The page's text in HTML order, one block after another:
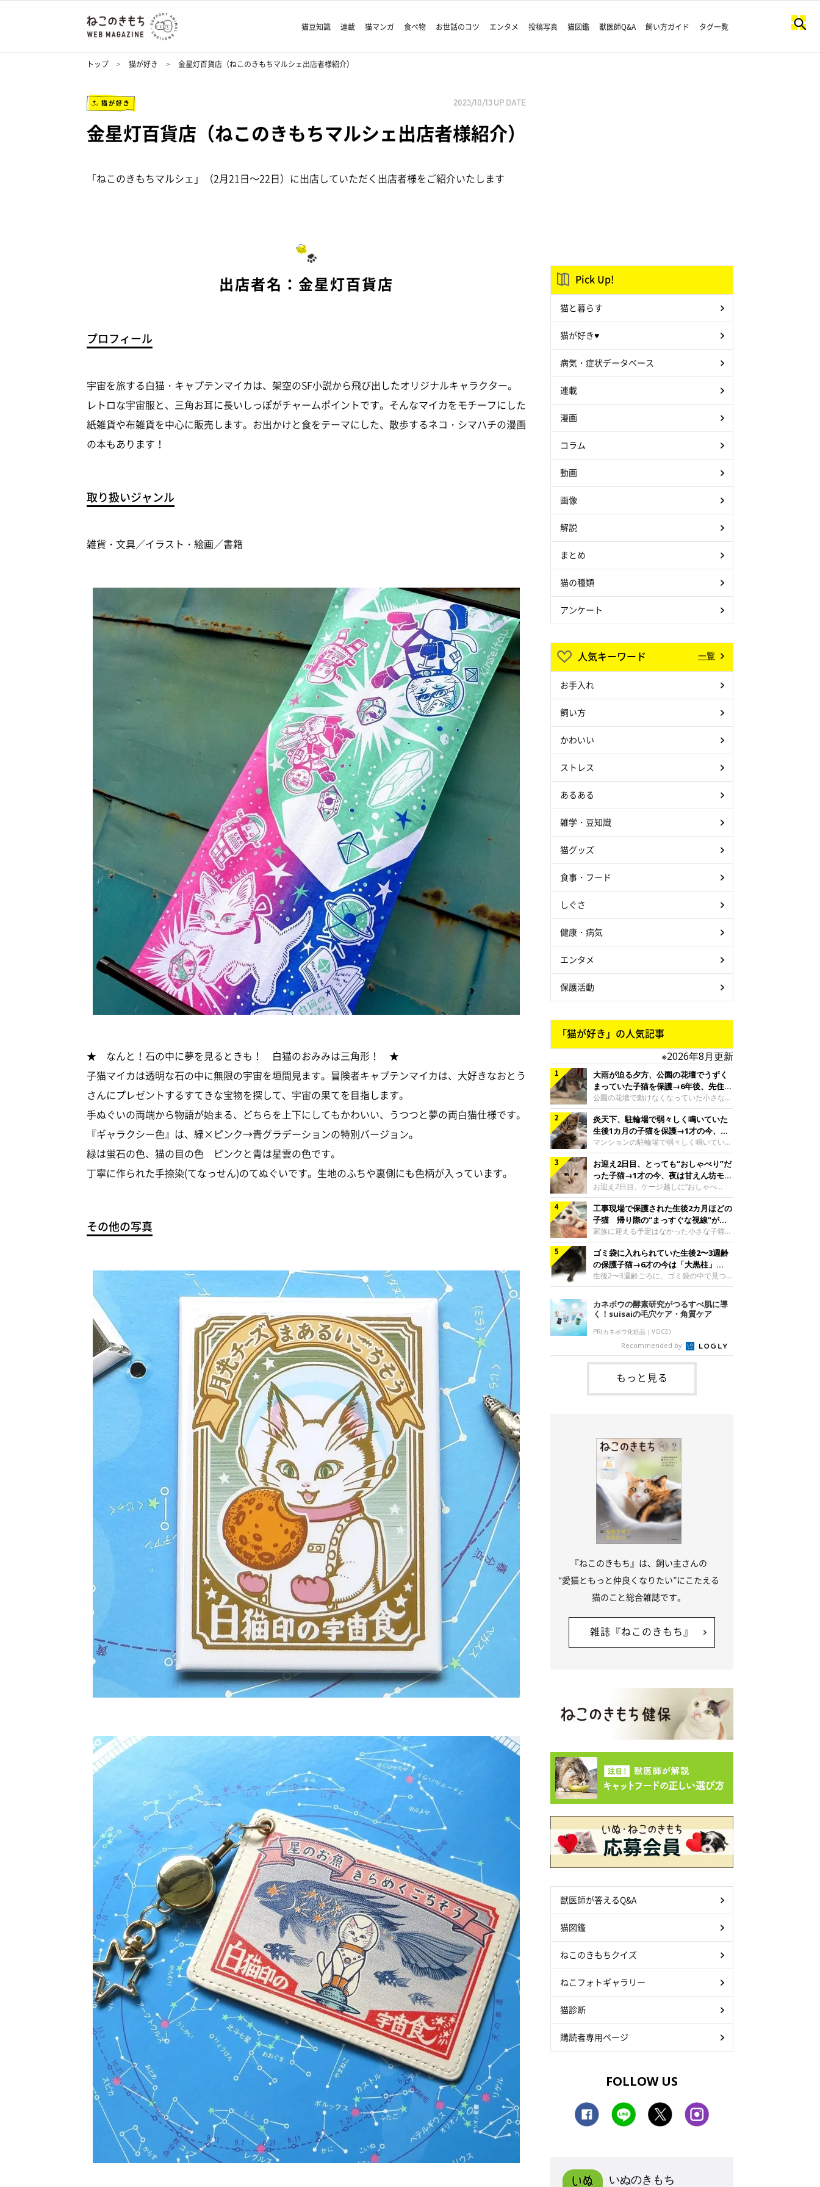
猫豆知識 連載 猫マンガ 食べ物 お世話のコツ エンタメ 投稿写真 猫図鑑 獣医師Q&A 飼い方ガイド タグ一覧
トップ 猫が好き 金星灯百貨店（ねこのきもちマルシェ出店者様紹介）
猫が好き 2023/10/13 UP DATE
金星灯百貨店（ねこのきもちマルシェ出店者様紹介）
「ねこのきもちマルシェ」（2月21日～22日）に出店していただく出店者様をご紹介いたします
出店者名：金星灯百貨店
プロフィール
宇宙を旅する白猫・キャプテンマイカは、架空のSF小説から飛び出したオリジナルキャラクター。
レトロな宇宙服と、三角お耳に長いしっぽがチャームポイントです。そんなマイカをモチーフにした
紙雑貨や布雑貨を中心に販売します。お出かけと食をテーマにした、散歩するネコ・シマハチの漫画
の本もあります！
取り扱いジャンル
雑貨・文具／イラスト・絵画／書籍
★ なんと！石の中に夢を見るときも！ 白猫のおみみは三角形！ ★
子猫マイカは透明な石の中に無限の宇宙を垣間見ます。冒険者キャプテンマイカは、大好きなおとう
さんにプレゼントするすてきな宝物を探して、宇宙の果てを目指します。
手ぬぐいの両端から物語が始まる、どちらを上下にしてもかわいい、うつつと夢の両白猫仕様です。
『ギャラクシー色』は、緑×ピンク→青グラデーションの特別バージョン。
緑は蛍石の色、猫の目の色 ピンクと青は星雲の色です。
丁寧に作られた手捺染(てなっせん)のてぬぐいです。生地のふちや裏側にも色柄が入っています。
その他の写真
Pick Up!
猫と暮らす
猫が好き♥
病気・症状データベース
連載
漫画
コラム
動画
画像
解説
まとめ
猫の種類
アンケート
人気キーワード 一覧
お手入れ
飼い方
かわいい
ストレス
あるある
雑学・豆知識
猫グッズ
食事・フード
しぐさ
健康・病気
エンタメ
保護活動
「猫が好き」の人気記事
※2026年8月更新
大雨が迫る夕方、公園の花壇でうずく
まっていた子猫を保護→6年後、先住猫
と“姉妹”のような関係に
公園の花壇で動けなくなっていた小さな子
猫。家族に迎えられてから6年、先住猫と
の間には深い絆が育まれていました。保護
当時のティダちゃん。
@muumuu62197189紹介するのは、
X（旧Twitter）ユーザー
@muumuu62197189さんの愛猫・ティダ
ちゃん（取材時6才）の成長記録です。こ
ちらは、生後3カ月ごろのティダちゃん。
飼い主さんが出会ったのは、夜から大雨に
なると予報されていた日の夕方でした。花
壇で動けずにいた子猫保護したばかりのテ
ィダちゃん。@muumuu62197189飼い主
さんは、公園の
炎天下、駐輪場で弱々しく鳴いていた
生後1カ月の子猫を保護→1才の今、筋
肉質でツンデレなコに成長
マンションの駐輪場で弱々しく鳴いてい
た、生後1カ月ほどの子猫。家族に迎えら
れてから1年、体も行動も大きく成長しま
した。炎天下の駐輪場で鳴いていた小さな
子猫保護当時のモモちゃん。@Kingponzu
紹介するのは、X（旧Twitter）ユーザー
@Kingponzuさんの愛猫・モモちゃん（取
材時1才）の成長記録です。こちらは、モ
モちゃんが生後1カ月ごろに撮影された一
枚。飼い主さんの自宅マンションの駐輪場
で鳴いていたところを保護された当時の姿
です。子猫時代のモモちゃん。
@Kingponzuその日は気温が35℃を
お迎え2日目、とっても“おしゃべり”だ
った子猫→1才の今、夜は甘えん坊モー
ドになるコに成長！
お迎え2日目、ケージ越しに“おしゃべ
り”する姿を見せていた子猫。1才になった
今も見せる愛らしい姿にキュンとします。
お迎え2日目、ケージ越しに何かを伝える
ももちゃん“おしゃべり”なももちゃん。
@poocoonyan紹介するのは、Instagram
ユーザー@poocoonyanさんの愛猫・もも
ちゃん（取材時1才／マンチカン）です。
こちらの動画は、ももちゃんが生後2カ月
を過ぎたころ、お迎え2日目に撮影された
ため、当時はケージの中で過ごしていまし
た。鳴いてアピールするももち
工事現場で保護された生後2カ月ほどの
子猫 帰り際の“まっすぐな視線”が忘
れられず、家族の一員に
家族に迎える予定はなかった小さな子猫。
帰り際に見せた姿が、飼い主さんの心に残
りました。保護当時の夏目ちゃん。
@shibainu_rintaro紹介するのは、
Instagramユーザー@shibainu_rintaroさ
んの愛猫・夏目（なつめ）ちゃん（取材時
3才）。工事現場で親猫とはぐれたとみら
れ、保護された当時は生後2カ月ほどだっ
たといいます。新しい飼い主を探すつもり
が……保護されてケージに入っている夏目
ちゃん。@shibainu_rintaro夏目ちゃんを
保護したのは、以前、飼い主さんの愛猫・
ちくわく
ゴミ袋に入れられていた生後2〜3週齢
の保護子猫→6才の今は「大黒柱」
に！ 美しい黒猫に成長した姿にグッ
とくる
生後2〜3週齢ごろに、ゴミ袋の中で見つか
った小さな命。ミルクから育てられたその
子猫は今、家族に欠かせない存在へと成長
しました。ゴミ袋の中で見つかった、ミニ
モグラのような子猫よちよち歩きをしてい
たころの、生後2〜3週齢ごろのドンちゃ
ん。@doddou_1今回紹介するのは、
X（旧Twitter）ユーザー@doddou_1さん
の愛猫・ドンちゃん（取材時、推定6才／
本名：ドミトリー・ドンスコイ）。ドンち
ゃんは、保護猫でした。ドンちゃんが見つ
かったのは、飼い主さんの姉の勤め先の敷
カネボウの酵素研究がつるすべ肌に導
く！suisaiの毛穴ケア・角質ケア
PR(カネボウ化粧品｜VOCE)
Recommended by
もっと見る
『ねこのきもち』は、飼い主さんの
“愛猫ともっと仲良くなりたい”にこたえる
猫のこと総合雑誌です。
雑誌『ねこのきもち』
獣医師が答えるQ&A
猫図鑑
ねこのきもちクイズ
ねこフォトギャラリー
猫診断
購読者専用ページ
FOLLOW US
いぬのきもち